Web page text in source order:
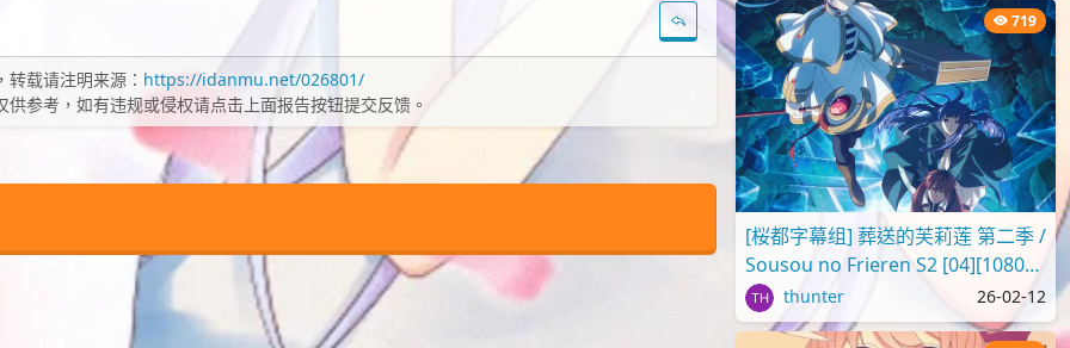
载请注明来源： https://idanmu.net/026801/
参考，如有违规或侵权请点击上面报告按钮提交反馈。
719
[桜都字幕组] 葬送的芙莉莲 第二季 /
Sousou no Frieren S2 [04][1080p]
[繁体内嵌]
thunter 26-02-12